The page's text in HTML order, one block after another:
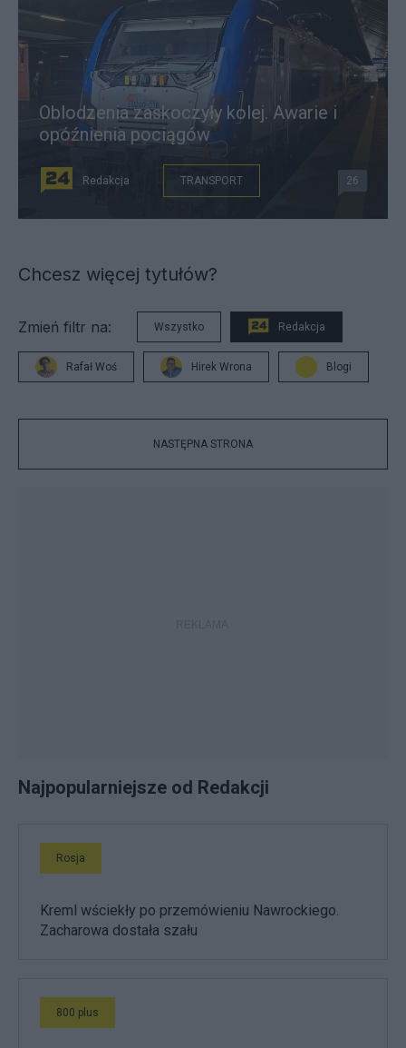
Oblodzenia zaskoczyły kolej. Awarie i
opóźnienia pociągów
Redakcja TRANSPORT 26
Chcesz więcej tytułów?
Zmień filtr na: Wszystko Redakcja
Rafał Woś Hirek Wrona Blogi
NASTĘPNA STRONA
Najpopularniejsze od Redakcji
Rosja
Kreml wściekły po przemówieniu Nawrockiego.
Zacharowa dostała szału
800 plus